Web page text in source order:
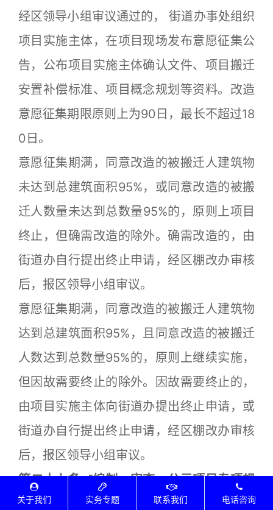
经区领导小组审议通过的， 街道办事处组织
项目实施主体，在项目现场发布意愿征集公
告，公布项目实施主体确认文件、项目搬迁
安置补偿标准、项目概念规划等资料。改造
意愿征集期限原则上为90日，最长不超过18
0日。
意愿征集期满，同意改造的被搬迁人建筑物
未达到总建筑面积95%，或同意改造的被搬
迁人数量未达到总数量95%的，原则上项目
终止，但确需改造的除外。确需改造的，由
街道办自行提出终止申请，经区棚改办审核
后，报区领导小组审议。
意愿征集期满，同意改造的被搬迁人建筑物
达到总建筑面积95%，且同意改造的被搬迁
人数达到总数量95%的，原则上继续实施，
但因故需要终止的除外。因故需要终止的，
由项目实施主体向街道办提出终止申请，或
街道办自行提出终止申请，经区棚改办审核
后，报区领导小组审议。
第二十七条[编制、审查、公示项目专项规
划]
关于我们 实务专题 联系我们 电话咨询